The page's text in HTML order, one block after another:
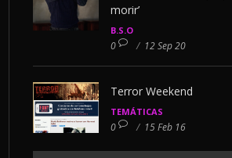
morir’
B.S.O
0 / 12 Sep 20
Terror Weekend
TEMÁTICAS
0 / 15 Feb 16